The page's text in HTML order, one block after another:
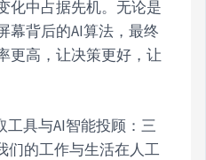
化中占据先机。无论是
幕背后的AI算法，最终
更高，让决策更好，让
工具与AI智能投顾：三
们的工作与生活在人工